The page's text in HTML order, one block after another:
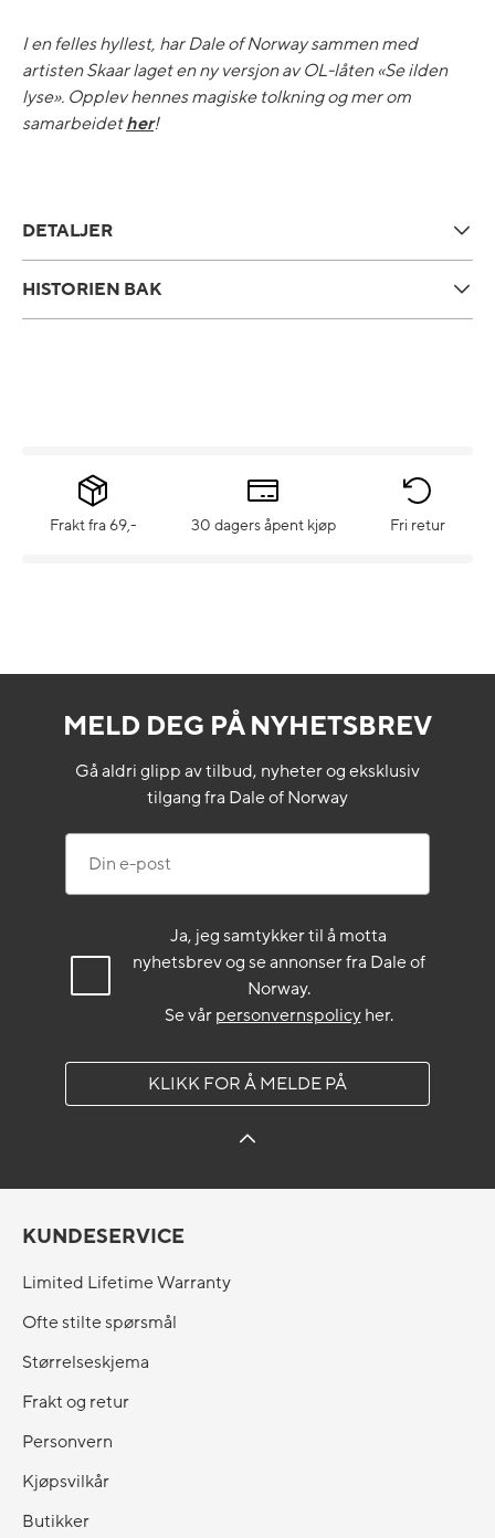
I en felles hyllest, har Dale of Norway sammen med
artisten Skaar laget en ny versjon av OL-låten «Se ilden
lyse». Opplev hennes magiske tolkning og mer om
samarbeidether!
DETALJER
HISTORIEN BAK
Frakt fra 69,- 30 dagers åpent kjøp Fri retur
MELD DEG PÅ NYHETSBREV
Gå aldri glipp av tilbud, nyheter og eksklusiv
tilgang fra Dale of Norway
Ja, jeg samtykker til å motta
nyhetsbrev og se annonser fra Dale of
Norway.
Se vårpersonvernspolicyher.
KLIKK FOR Å MELDE PÅ
KUNDESERVICE
Limited Lifetime Warranty
Ofte stilte spørsmål
Størrelseskjema
Frakt og retur
Personvern
Kjøpsvilkår
Butikker